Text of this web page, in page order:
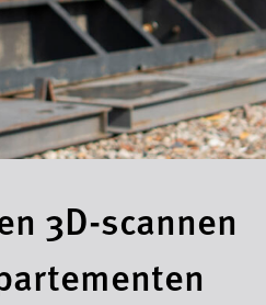
3D-scannen